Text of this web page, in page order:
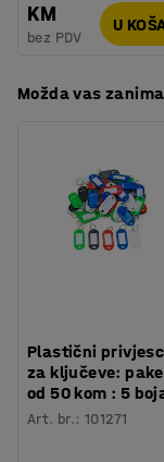
KM
bez PDV
U
Možda vas zanima
Plastični
za ključeve:
od 50 kom : 5
Art. br.:101271